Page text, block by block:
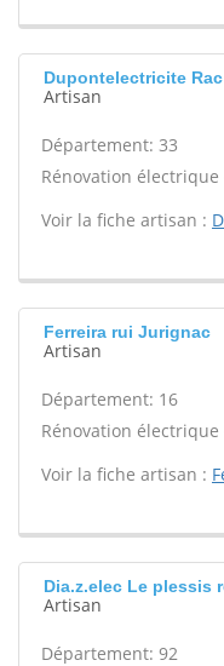
Dupontelectricite Rac
Artisan
Département: 33
Rénovation
Voir la fiche artisan :
Ferreira rui Jurignac
Artisan
Département: 16
Rénovation
Voir la fiche artisan :
Dia.z.elec Le plessis
Artisan
Département: 92